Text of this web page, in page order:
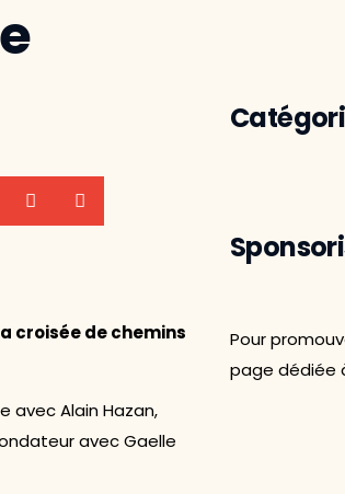
croisée de chemins
avec Alain Hazan,
avec Gaelle
Pour
page dédiée